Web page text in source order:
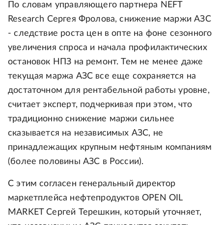
По словам управляющего партнера NEFT
Research Сергея Фролова, снижение маржи АЗС
- следствие роста цен в опте на фоне сезонного
увеличения спроса и начала профилактических
остановок НПЗ на ремонт. Тем не менее даже
текущая маржа АЗС все еще сохраняется на
достаточном для рентабельной работы уровне,
считает эксперт, подчеркивая при этом, что
традиционно снижение маржи сильнее
сказывается на независимых АЗС, не
принадлежащих крупным нефтяным компаниям
(более половины АЗС в России).
С этим согласен генеральный директор
маркетплейса нефтепродуктов OPEN OIL
MARKET Сергей Терешкин, который уточняет,